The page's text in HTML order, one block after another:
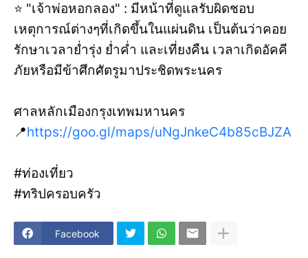
⭐ "เจ้าพ่อหอกลอง" : มีหน้าที่ดูแลรับผิดชอบ
เหตุการณ์ต่างๆที่เกิดขึ้นในแผ่นดิน เป็นต้นว่าคอย
รักษาเวลาย่ำรุ่ง ย่ำค่ำ และเที่ยงคืน เวลาเกิดอัคคี
ภัยหรือมีข้าศึกศัตรูมาประชิดพระนคร
ศาลหลักเมืองกรุงเทพมหานคร
📍https://goo.gl/maps/uNgJnkeC4b85cBJZA
#ท่องเที่ยว
#ทริปครอบครัว
Facebook